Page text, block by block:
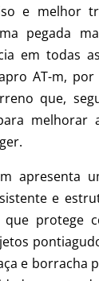
e melhor
pegada
em todas
AT-m,
que,
melhorar
apresenta
e
que protege
e borracha